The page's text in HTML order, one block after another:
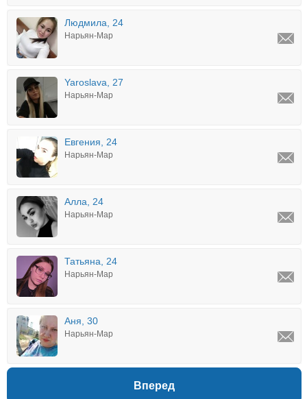
Людмила, 24
Нарьян-Мар
Yaroslava, 27
Нарьян-Мар
Евгения, 24
Нарьян-Мар
Алла, 24
Нарьян-Мар
Татьяна, 24
Нарьян-Мар
Аня, 30
Нарьян-Мар
Вперед